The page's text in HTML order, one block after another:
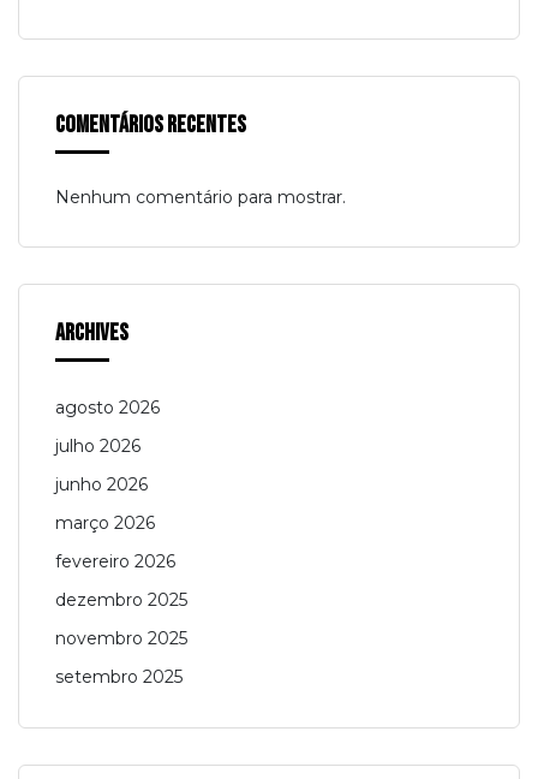
Comentários Recentes
Nenhum comentário para mostrar.
Archives
agosto 2026
julho 2026
junho 2026
março 2026
fevereiro 2026
dezembro 2025
novembro 2025
setembro 2025